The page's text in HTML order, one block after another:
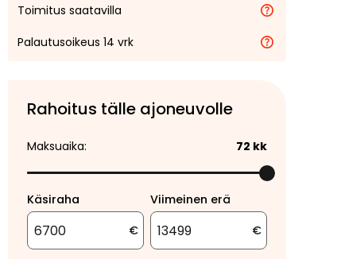
Toimitus saatavilla
Palautusoikeus 14 vrk
Rahoitus tälle ajoneuvolle
Maksuaika: 72 kk
Käsiraha
€
Viimeinen erä
€